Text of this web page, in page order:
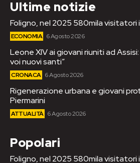
Ultime notizie
Foligno, nel 2025 580mila
ECONOMIA 6 Agosto 2026
Leone XIV ai giovani riuniti ad Assisi:
voi nuovi santi”
CRONACA 6 Agosto 2026
Rigenerazione urbana e giovani
Piermarini
ATTUALITÀ 6 Agosto 2026
Popolari
Foligno, nel 2025 580mila